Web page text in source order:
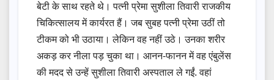
बेटी के साथ रहते थे। पत्नी प्रेमा सुशीला तिवारी राजकीय
चिकित्सालय में कार्यरत हैं। जब सुबह पत्नी प्रेमा उठीं तो
टीकम को भी उठाया। लेकिन वह नहीं उठे। उनका शरीर
अकड़ कर नीला पड़ चुका था। आनन-फानन में वह एंबुलेंस
की मदद से उन्हें सुशीला तिवारी अस्पताल ले गईं. वहां